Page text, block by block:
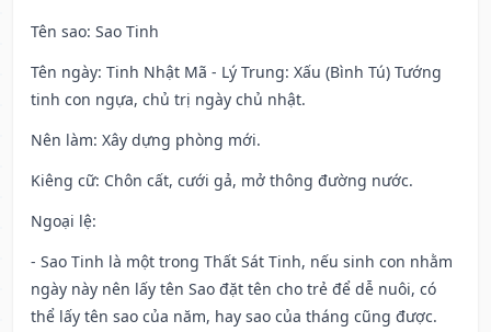
Tên sao: Sao Tinh
Tên ngày: Tinh Nhật Mã - Lý Trung: Xấu (Bình Tú) Tướng
tinh con ngựa, chủ trị ngày chủ nhật.
Nên làm: Xây dựng phòng mới.
Kiêng cữ: Chôn cất, cưới gả, mở thông đường nước.
Ngoại lệ:
- Sao Tinh là một trong Thất Sát Tinh, nếu sinh con nhằm
ngày này nên lấy tên Sao đặt tên cho trẻ để dễ nuôi, có
thể lấy tên sao của năm, hay sao của tháng cũng được.